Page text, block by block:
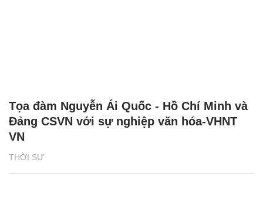
THỜI SỰ
Tọa đàm Nguyễn Ái Quốc - Hồ Chí Minh và
Đảng CSVN với sự nghiệp văn hóa-VHNT
VN